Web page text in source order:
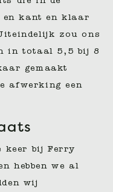
en kant en klaar
zou ons
in totaal 5,5 bij 8
gemaakt
afwerking een
keer bij Ferry
hebben we al
wij